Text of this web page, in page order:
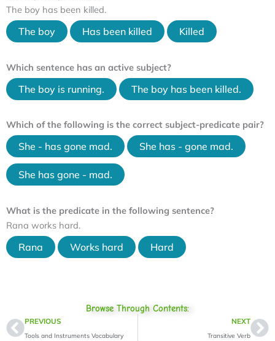
The boy has been killed.
The boy Has been killed Killed
Which sentence has an active subject?
The boy is running. The boy has been killed.
Which of the following is the correct subject-predicate pair?
She - has gone mad. She has - gone mad.
She has gone - mad.
What is the predicate in the following sentence?
Rana works hard.
Rana Works hard Hard
Browse Through Contents:
PrevPREVIOUS
Tools and Instruments Vocabulary
NEXT
Transitive Verb